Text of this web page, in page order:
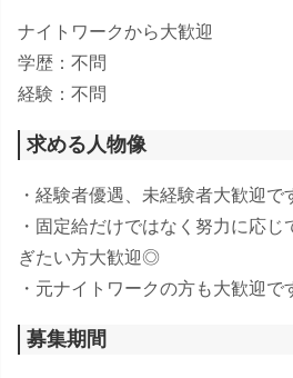
ナイトワークから大歓迎
学歴：不問
経験：不問
求める人物像
・経験者優遇、未経験者大歓迎で
・固定給だけではなく努力に応
ぎたい方大歓迎◎
・元ナイトワークの方も大歓迎で
募集期間